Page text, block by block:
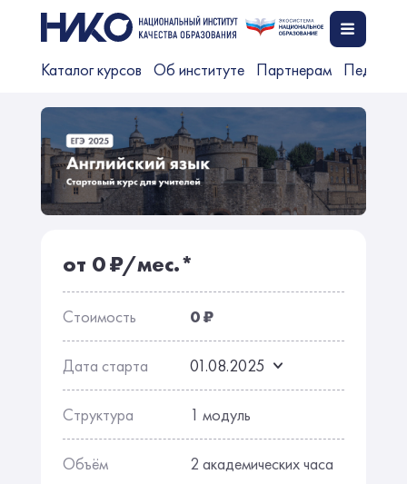
Каталог курсов Об институте Партнерам
от 0 ₽/мес.*
Стоимость 0 ₽
Дата старта 01.08.2025
Структура 1 модуль
Объём 2 академических часа